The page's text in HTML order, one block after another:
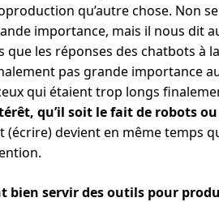
qu’autre chose. Non
importance, mais il nous dit
les réponses des chatbots à
pas grande importance
qui étaient trop longs
qu’il soit le fait de robots
devient en même temps
bien servir des outils pour